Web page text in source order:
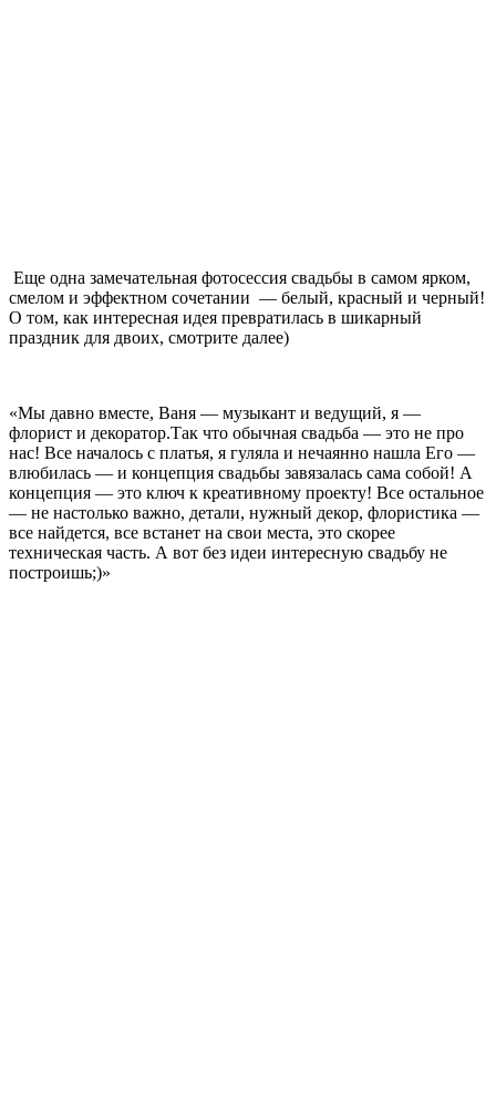
Еще одна замечательная фотосессия свадьбы в самом ярком,
смелом и эффектном сочетании — белый, красный и черный!
О том, как интересная идея превратилась в шикарный
праздник для двоих, смотрите далее)
«Мы давно вместе, Ваня — музыкант и ведущий, я —
флорист и декоратор.Так что обычная свадьба — это не про
нас! Все началось с платья, я гуляла и нечаянно нашла Его —
влюбилась — и концепция свадьбы завязалась сама собой! А
концепция — это ключ к креативному проекту! Все остальное
— не настолько важно, детали, нужный декор, флористика —
все найдется, все встанет на свои места, это скорее
техническая часть. А вот без идеи интересную свадьбу не
построишь;)»